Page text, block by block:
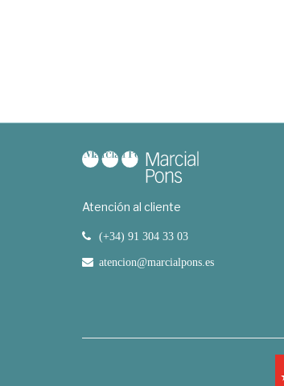
Atención al cliente
(+34) 91 304 33 03
atencion@marcialpons.es